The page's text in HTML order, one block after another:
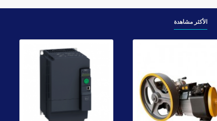
الأكثر مشاهدة